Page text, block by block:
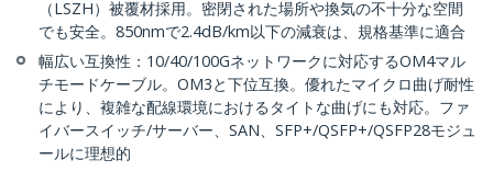
（LSZH）被覆材採用。密閉された場所や換気の不十分な空間
でも安全。850nmで2.4dB/km以下の減衰は、規格基準に適合
幅広い互換性：10/40/100Gネットワークに対応するOM4マル
チモードケーブル。OM3と下位互換。優れたマイクロ曲げ耐性
により、複雑な配線環境におけるタイトな曲げにも対応。ファ
イバースイッチ/サーバー、SAN、SFP+/QSFP+/QSFP28モジュ
ールに理想的